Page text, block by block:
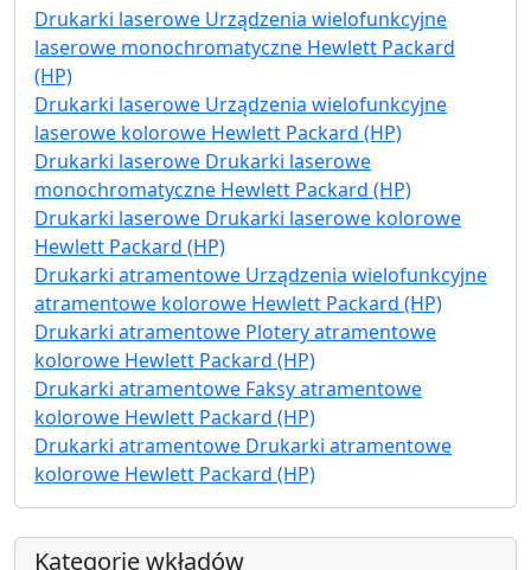
Drukarki laserowe Urządzenia wielofunkcyjne
laserowe monochromatyczne Hewlett Packard
(HP)
Drukarki laserowe Urządzenia wielofunkcyjne
laserowe kolorowe Hewlett Packard (HP)
Drukarki laserowe Drukarki laserowe
monochromatyczne Hewlett Packard (HP)
Drukarki laserowe Drukarki laserowe kolorowe
Hewlett Packard (HP)
Drukarki atramentowe Urządzenia wielofunkcyjne
atramentowe kolorowe Hewlett Packard (HP)
Drukarki atramentowe Plotery atramentowe
kolorowe Hewlett Packard (HP)
Drukarki atramentowe Faksy atramentowe
kolorowe Hewlett Packard (HP)
Drukarki atramentowe Drukarki atramentowe
kolorowe Hewlett Packard (HP)
Kategorie wkładów